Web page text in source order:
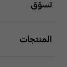
تسوّق
المنتجات